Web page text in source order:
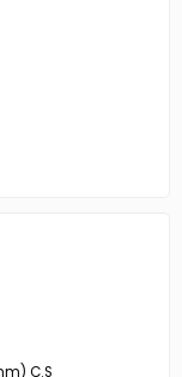
Ç.S